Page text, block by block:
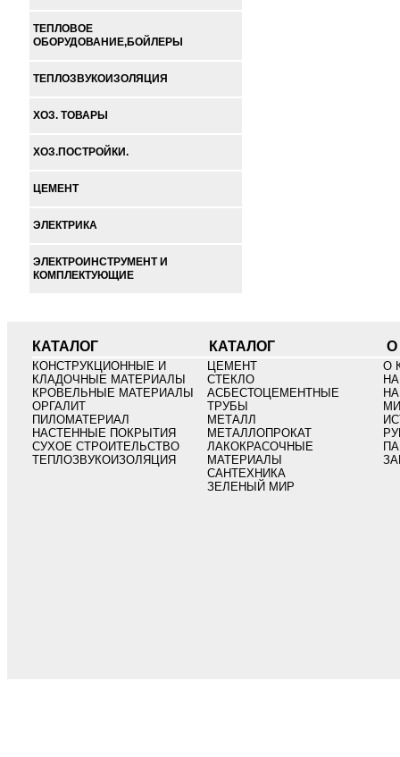
ТЕПЛОВОЕ
ОБОРУДОВАНИЕ,БОЙЛЕРЫ
ТЕПЛОЗВУКОИЗОЛЯЦИЯ
ХОЗ. ТОВАРЫ
ХОЗ.ПОСТРОЙКИ.
ЦЕМЕНТ
ЭЛЕКТРИКА
ЭЛЕКТРОИНСТРУМЕНТ И
КОМПЛЕКТУЮЩИЕ
КАТАЛОГ КАТАЛОГ О
КОНСТРУКЦИОННЫЕ И
КЛАДОЧНЫЕ МАТЕРИАЛЫ
КРОВЕЛЬНЫЕ МАТЕРИАЛЫ
ОРГАЛИТ
ПИЛОМАТЕРИАЛ
НАСТЕННЫЕ ПОКРЫТИЯ
СУХОЕ СТРОИТЕЛЬСТВО
ТЕПЛОЗВУКОИЗОЛЯЦИЯ
ЦЕМЕНТ
СТЕКЛО
АСБЕСТОЦЕМЕНТНЫЕ
ТРУБЫ
МЕТАЛЛ
МЕТАЛЛОПРОКАТ
ЛАКОКРАСОЧНЫЕ
МАТЕРИАЛЫ
САНТЕХНИКА
ЗЕЛЕНЫЙ МИР
О